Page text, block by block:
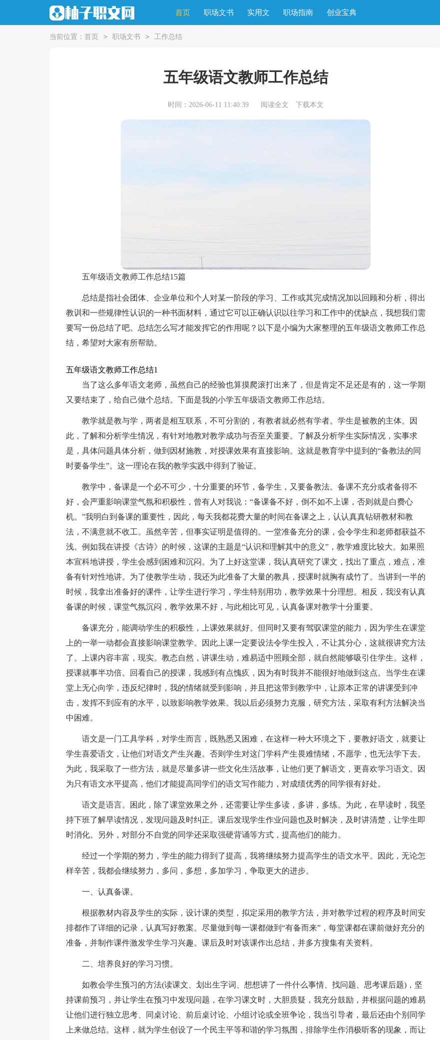
首页 职场文书 实用文 职场指南 创业宝典
当前位置： 首页 > 职场文书 > 工作总结
五年级语文教师工作总结
时间：2026-06-11 11:40:39 阅读全文 下载本文
五年级语文教师工作总结15篇
总结是指社会团体、企业单位和个人对某一阶段的学习、工作或其完成情况加以回顾和分析，得出
教训和一些规律性认识的一种书面材料，通过它可以正确认识以往学习和工作中的优缺点，我想我们需
要写一份总结了吧。总结怎么写才能发挥它的作用呢？以下是小编为大家整理的五年级语文教师工作总
结，希望对大家有所帮助。
五年级语文教师工作总结1
当了这么多年语文老师，虽然自己的经验也算摸爬滚打出来了，但是肯定不足还是有的，这一学期
又要结束了，给自己做个总结。下面是我的小学五年级语文教师工作总结。
教学就是教与学，两者是相互联系，不可分割的，有教者就必然有学者。学生是被教的主体。因
此，了解和分析学生情况，有针对地教对教学成功与否至关重要。了解及分析学生实际情况，实事求
是，具体问题具体分析，做到因材施教，对授课效果有直接影响。这就是教育学中提到的“备教法的同
时要备学生”。这一理论在我的教学实践中得到了验证。
教学中，备课是一个必不可少，十分重要的环节，备学生，又要备教法。备课不充分或者备得不
好，会严重影响课堂气氛和积极性，曾有人对我说：“备课备不好，倒不如不上课，否则就是白费心
机。”我明白到备课的重要性，因此，每天我都花费大量的时间在备课之上，认认真真钻研教材和教
法，不满意就不收工。虽然辛苦，但事实证明是值得的。一堂准备充分的课，会令学生和老师都获益不
浅。例如我在讲授《古诗》的时候，这课的主题是“认识和理解其中的意义”，教学难度比较大。如果照
本宣科地讲授，学生会感到困难和沉闷。为了上好这堂课，我认真研究了课文，找出了重点，难点，准
备有针对性地讲。为了使教学生动，我还为此准备了大量的教具，授课时就胸有成竹了。当讲到一半的
时候，我拿出准备好的课件，让学生进行学习，学生特别用功，教学效果十分理想。相反，我没有认真
备课的时候，课堂气氛沉闷，教学效果不好，与此相比可见，认真备课对教学十分重要。
备课充分，能调动学生的积极性，上课效果就好。但同时又要有驾驭课堂的能力，因为学生在课堂
上的一举一动都会直接影响课堂教学。因此上课一定要设法令学生投入，不让其分心，这就很讲究方法
了。上课内容丰富，现实。教态自然，讲课生动，难易适中照顾全部，就自然能够吸引住学生。这样，
授课就事半功倍。回看自己的授课，我感到有点愧疚，因为有时我并不能很好地做到这点。当学生在课
堂上无心向学，违反纪律时，我的情绪就受到影响，并且把这带到教学中，让原本正常的讲课受到冲
击，发挥不到应有的水平，以致影响教学效果。我以后必须努力克服，研究方法，采取有利方法解决当
中困难。
语文是一门工具学科，对学生而言，既熟悉又困难，在这样一种大环境之下，要教好语文，就要让
学生喜爱语文，让他们对语文产生兴趣。否则学生对这门学科产生畏难情绪，不愿学，也无法学下去。
为此，我采取了一些方法，就是尽量多讲一些文化生活故事，让他们更了解语文，更喜欢学习语文。因
为只有语文水平提高，他们才能提高同学们的语文写作能力，对成绩优秀的同学很有好处。
语文是语言。困此，除了课堂效果之外，还需要让学生多读，多讲，多练。为此，在早读时，我坚
持下班了解早读情况，发现问题及时纠正。课后发现学生作业问题也及时解决，及时讲清楚，让学生即
时消化。另外，对部分不自觉的同学还采取强硬背诵等方式，提高他们的能力。
经过一个学期的努力，学生的能力得到了提高，我将继续努力提高学生的语文水平。因此，无论怎
样辛苦，我都会继续努力，多问，多想，多加学习，争取更大的进步。
一、认真备课。
根据教材内容及学生的实际，设计课的类型，拟定采用的教学方法，并对教学过程的程序及时间安
排都作了详细的记录，认真写好教案。尽量做到每一课都做到“有备而来”，每堂课都在课前做好充分的
准备，并制作课件激发学生学习兴趣。课后及时对该课作出总结，并多方搜集有关资料。
二、培养良好的学习习惯。
如教会学生预习的方法(读课文、划出生字词、想想讲了一件什么事情、找问题、思考课后题)，坚
持课前预习，并让学生在预习中发现问题，在学习课文时，大胆质疑，我充分鼓励，并根据问题的难易
让他们进行独立思考、同桌讨论、前后桌讨论、小组讨论或全班争论，我当引导者，最后还由个别同学
上来做总结。这样，就为学生创设了一个民主平等和谐的学习氛围，排除学生作消极听客的现象，而让